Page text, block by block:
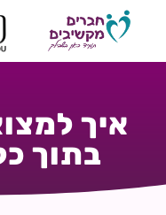
איך
בתוך